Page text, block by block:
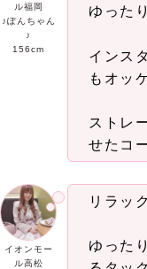
ル福岡
♪ぽんちゃん
♪
156cm
ゆった
インス
もオッ
ストレ
せたコ
イオンモー
ル高松
リラッ
ゆった